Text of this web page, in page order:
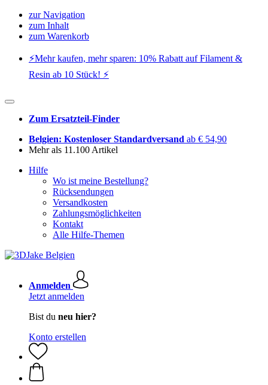
zur Navigation
zum Inhalt
zum Warenkorb
⚡️Mehr kaufen, mehr sparen: 10% Rabatt auf Filament &
Resin ab 10 Stück! ⚡️
Zum Ersatzteil-Finder
Belgien: Kostenloser Standardversand ab € 54,90
Mehr als 11.100 Artikel
Hilfe
Wo ist meine Bestellung?
Rücksendungen
Versandkosten
Zahlungsmöglichkeiten
Kontakt
Alle Hilfe-Themen
Anmelden
Jetzt anmelden
Bist du neu hier?
Konto erstellen